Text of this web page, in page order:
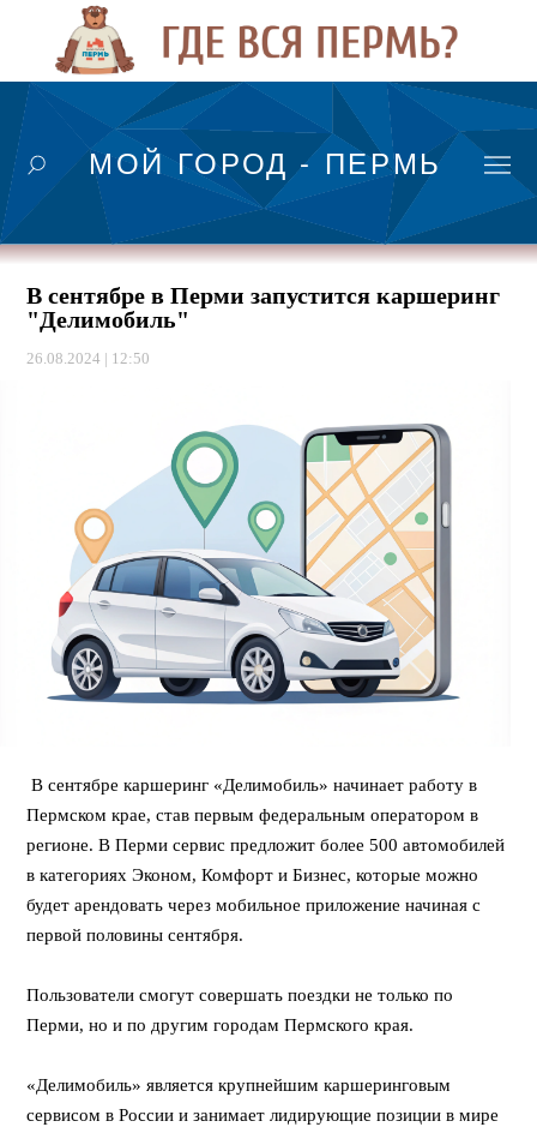
МОЙ ГОРОД - ПЕРМЬ
В сентябре в Перми запустится каршеринг
"Делимобиль"
26.08.2024 | 12:50
В сентябре каршеринг «Делимобиль» начинает работу в
Пермском крае, став первым федеральным оператором в
регионе. В Перми сервис предложит более 500 автомобилей
в категориях Эконом, Комфорт и Бизнес, которые можно
будет арендовать через мобильное приложение начиная с
первой половины сентября.
Пользователи смогут совершать поездки не только по
Перми, но и по другим городам Пермского края.
«Делимобиль» является крупнейшим каршеринговым
сервисом в России и занимает лидирующие позиции в мире